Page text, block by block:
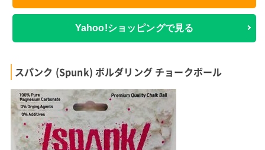
Yahoo!ショッピングで見る
スパンク (Spunk) ボルダリング チョークボール